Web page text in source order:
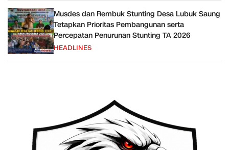
Musdes dan Rembuk Stunting Desa Lubuk Saung
Tetapkan Prioritas Pembangunan serta
Percepatan Penurunan Stunting TA 2026
HEADLINES